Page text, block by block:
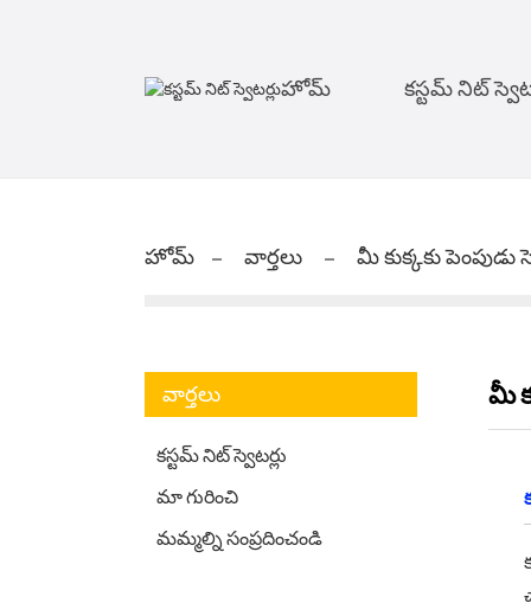
హోమ్ కస్టమ్ నిట్
హోమ్ వార్తలు మీ కుక్కకు
వార్తలు
కస్టమ్ నిట్ స్వెటర్లు
మా గురించి
మమ్మల్ని సంప్రదించండి
మీ